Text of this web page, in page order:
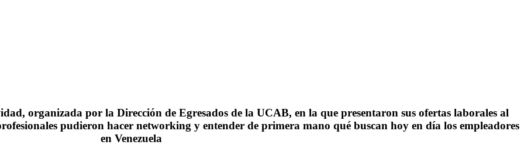
organizada por la Dirección de Egresados de la UCAB, en la que presentaron sus ofertas laborales al
pudieron hacer networking y entender de primera mano qué buscan hoy en día los empleadores
en Venezuela